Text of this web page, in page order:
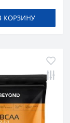
КОРЗИНУ